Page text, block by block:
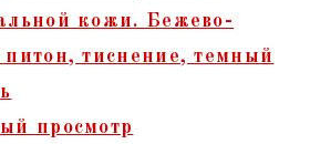
просмотр